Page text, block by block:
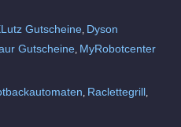
Gutscheine Dyson
Gutscheine MyRobotcenter
Raclettegrill